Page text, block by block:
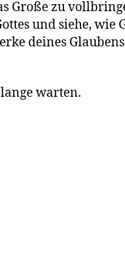
Große zu
und siehe, wie
deines
warten.